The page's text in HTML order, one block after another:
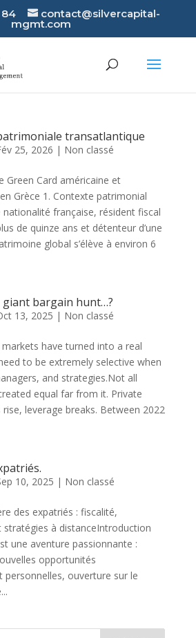
84 contact@silvercapital-
mgmt.com
transatlantique
25, 2026 | Non classé
Green Card américaine et
Grèce 1. Contexte patrimonial
française, résident fiscal
de quinze ans et détenteur d’une
global s’élève à environ 6
giant bargain hunt…?
13, 2025 | Non classé
have turned into a real
to be extremely selective when
and strategies.Not all
equal far from it. Private
rise, leverage breaks. Between 2022
10, 2025 | Non classé
des expatriés : fiscalité,
stratégies à distanceIntroduction
une aventure passionnante :
opportunités
personnelles, ouverture sur le